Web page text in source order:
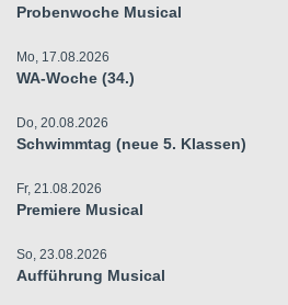
Probenwoche Musical
Mo, 17.08.2026
WA-Woche (34.)
Do, 20.08.2026
Schwimmtag (neue 5. Klassen)
Fr, 21.08.2026
Premiere Musical
So, 23.08.2026
Aufführung Musical